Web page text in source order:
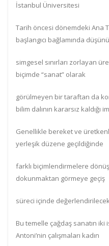
İstanbul Üniversitesi
Tarih öncesi dönemdeki Ana
başlangıcı bağlamında
simgesel sınırları zorlayan
biçimde “sanat” olarak
görülmeyen bir taraftan da
bilim dalının kararsız kaldığı
Genellikle bereket ve
yerleşik düzene geçildiğinde
farklı biçimlendirmelere
dokunmaktan görmeye geçiş
süreci içinde
Bu temelle çağdaş sanatın iki
Antoni’nin çalışmaları kadın